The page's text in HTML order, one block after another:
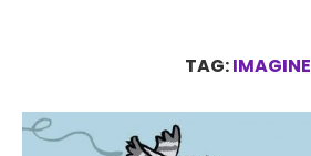
TAG:IMAGINE